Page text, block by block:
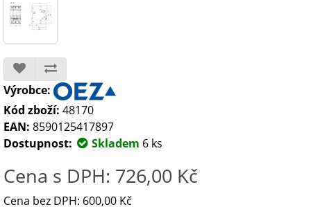
Výrobce:
Kód zboží: 48170
EAN: 8590125417897
Dostupnost:
Skladem 6 ks
Cena s DPH: 726,00 Kč
Cena bez DPH: 600,00 Kč